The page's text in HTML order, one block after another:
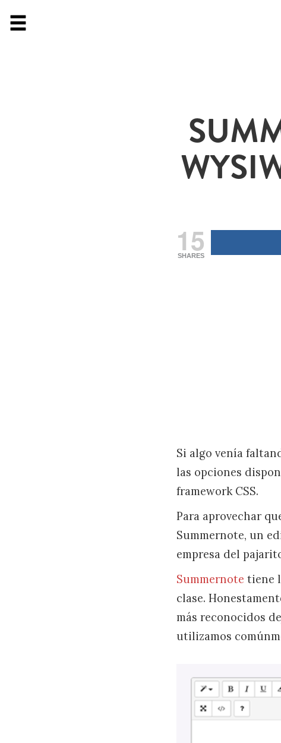
15
SHARES
Si algo venía
las opciones
framework CSS.
Para aprovechar
Summernote, un
empresa del
Summernote tiene
clase.
más reconocidos
utilizamos